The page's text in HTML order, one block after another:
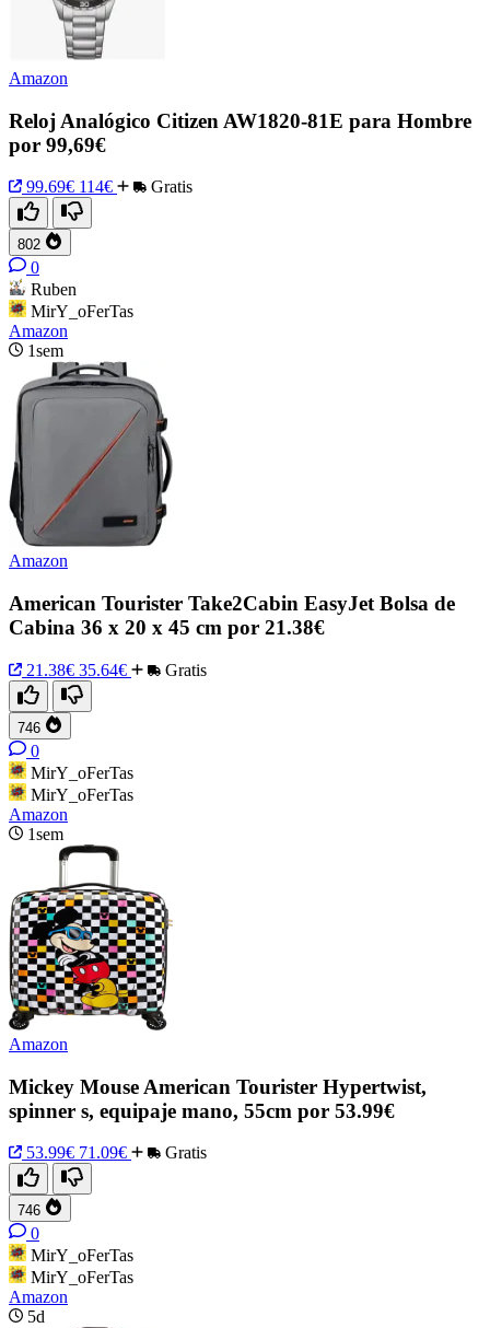
Amazon
Reloj Analógico Citizen AW1820-81E para Hombre
por 99,69€
99.69€ 114€ Gratis
802
0
Ruben
MirY_oFerTas
Amazon
1sem
Amazon
American Tourister Take2Cabin EasyJet Bolsa de
Cabina 36 x 20 x 45 cm por 21.38€
21.38€ 35.64€ Gratis
746
0
MirY_oFerTas
MirY_oFerTas
Amazon
1sem
Amazon
Mickey Mouse American Tourister Hypertwist,
spinner s, equipaje mano, 55cm por 53.99€
53.99€ 71.09€ Gratis
746
0
MirY_oFerTas
MirY_oFerTas
Amazon
5d